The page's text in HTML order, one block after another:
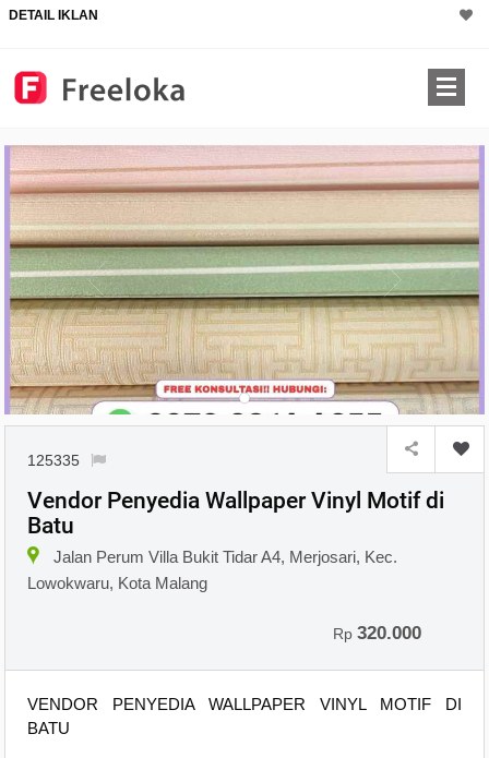
DETAIL IKLAN
125335
Vendor Penyedia Wallpaper Vinyl Motif di
Batu
Jalan Perum Villa Bukit Tidar A4, Merjosari, Kec.
Lowokwaru, Kota Malang
Rp320.000
VENDOR PENYEDIA WALLPAPER VINYL MOTIF DI
BATU